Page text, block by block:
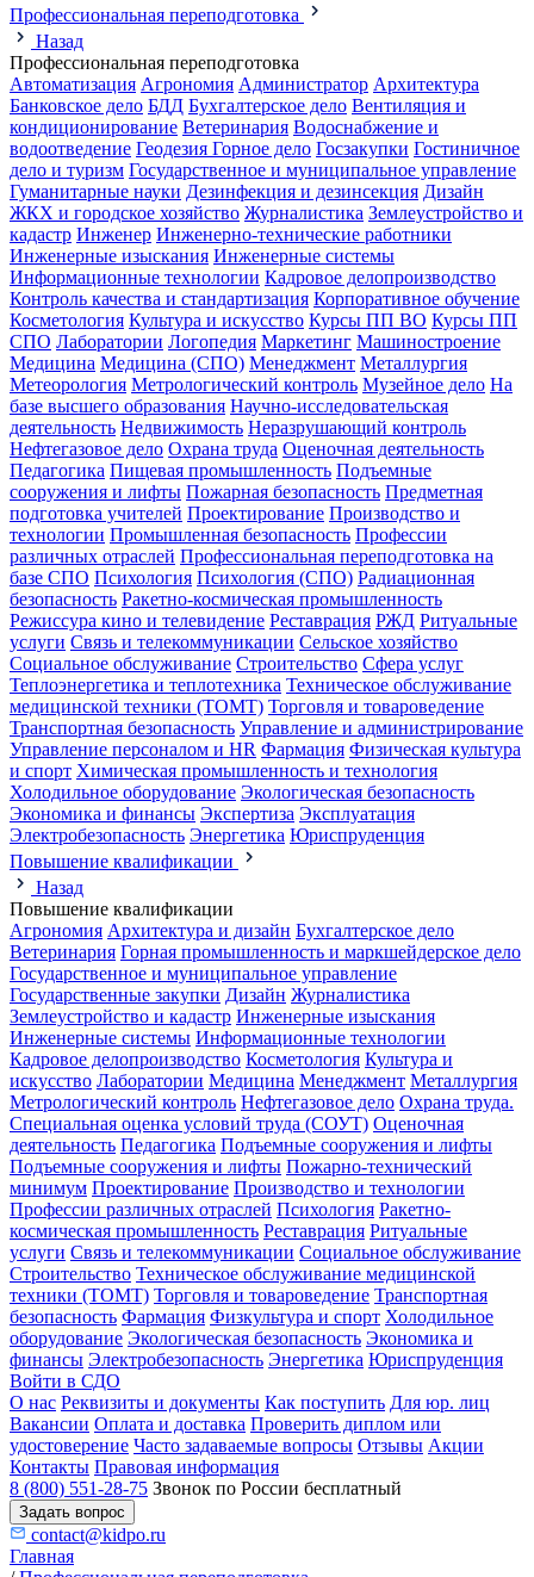
Профессиональная переподготовка
Назад
Профессиональная переподготовка
Автоматизация Агрономия Администратор Архитектура
Банковское дело БДД Бухгалтерское дело Вентиляция и
кондиционирование Ветеринария Водоснабжение и
водоотведение Геодезия Горное дело Госзакупки Гостиничное
дело и туризм Государственное и муниципальное управление
Гуманитарные науки Дезинфекция и дезинсекция Дизайн
ЖКХ и городское хозяйство Журналистика Землеустройство и
кадастр Инженер Инженерно-технические работники
Инженерные изыскания Инженерные системы
Информационные технологии Кадровое делопроизводство
Контроль качества и стандартизация Корпоративное обучение
Косметология Культура и искусство Курсы ПП ВО Курсы ПП
СПО Лаборатории Логопедия Маркетинг Машиностроение
Медицина Медицина (СПО) Менеджмент Металлургия
Метеорология Метрологический контроль Музейное дело На
базе высшего образования Научно-исследовательская
деятельность Недвижимость Неразрушающий контроль
Нефтегазовое дело Охрана труда Оценочная деятельность
Педагогика Пищевая промышленность Подъемные
сооружения и лифты Пожарная безопасность Предметная
подготовка учителей Проектирование Производство и
технологии Промышленная безопасность Профессии
различных отраслей Профессиональная переподготовка на
базе СПО Психология Психология (СПО) Радиационная
безопасность Ракетно-космическая промышленность
Режиссура кино и телевидение Реставрация РЖД Ритуальные
услуги Связь и телекоммуникации Сельское хозяйство
Социальное обслуживание Строительство Сфера услуг
Теплоэнергетика и теплотехника Техническое обслуживание
медицинской техники (ТОМТ) Торговля и товароведение
Транспортная безопасность Управление и администрирование
Управление персоналом и HR Фармация Физическая культура
и спорт Химическая промышленность и технология
Холодильное оборудование Экологическая безопасность
Экономика и финансы Экспертиза Эксплуатация
Электробезопасность Энергетика Юриспруденция
Повышение квалификации
Назад
Повышение квалификации
Агрономия Архитектура и дизайн Бухгалтерское дело
Ветеринария Горная промышленность и маркшейдерское дело
Государственное и муниципальное управление
Государственные закупки Дизайн Журналистика
Землеустройство и кадастр Инженерные изыскания
Инженерные системы Информационные технологии
Кадровое делопроизводство Косметология Культура и
искусство Лаборатории Медицина Менеджмент Металлургия
Метрологический контроль Нефтегазовое дело Охрана труда.
Специальная оценка условий труда (СОУТ) Оценочная
деятельность Педагогика Подъемные сооружения и лифты
Подъемные сооружения и лифты Пожарно-технический
минимум Проектирование Производство и технологии
Профессии различных отраслей Психология Ракетно-
космическая промышленность Реставрация Ритуальные
услуги Связь и телекоммуникации Социальное обслуживание
Строительство Техническое обслуживание медицинской
техники (ТОМТ) Торговля и товароведение Транспортная
безопасность Фармация Физкультура и спорт Холодильное
оборудование Экологическая безопасность Экономика и
финансы Электробезопасность Энергетика Юриспруденция
Войти в СДО
О нас Реквизиты и документы Как поступить Для юр. лиц
Вакансии Оплата и доставка Проверить диплом или
удостоверение Часто задаваемые вопросы Отзывы Акции
Контакты Правовая информация
8 (800) 551-28-75 Звонок по России бесплатный
Задать вопрос
contact@kidpo.ru
Главная